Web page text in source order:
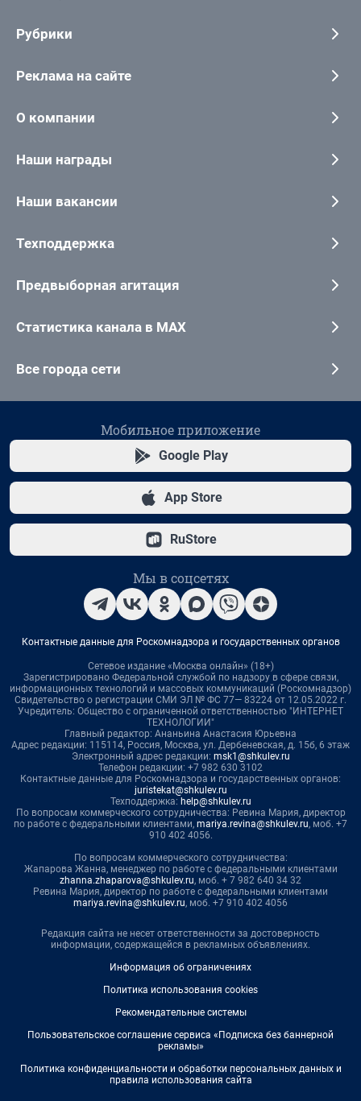
Рубрики
Реклама на сайте
О компании
Наши награды
Наши вакансии
Техподдержка
Предвыборная агитация
Статистика канала в MAX
Все города сети
Мобильное приложение
Google Play
App Store
RuStore
Мы в соцсетях
Контактные данные для Роскомнадзора и государственных органов
Сетевое издание «Москва онлайн» (18+)
Зарегистрировано Федеральной службой по надзору в сфере связи,
информационных технологий и массовых коммуникаций (Роскомнадзор)
Свидетельство о регистрации СМИ ЭЛ № ФС 77— 83224 от 12.05.2022 г.
Учредитель: Общество с ограниченной ответственностью "ИНТЕРНЕТ
ТЕХНОЛОГИИ"
Главный редактор: Ананьина Анастасия Юрьевна
Адрес редакции: 115114, Россия, Москва, ул. Дербеневская, д. 15б, 6 этаж
Электронный адрес редакции: msk1@shkulev.ru
Телефон редакции: +7 982 630 3102
Контактные данные для Роскомнадзора и государственных органов:
juristekat@shkulev.ru
Техподдержка: help@shkulev.ru
По вопросам коммерческого сотрудничества: Ревина Мария, директор
по работе с федеральными клиентами, mariya.revina@shkulev.ru, моб. +7
910 402 4056.
По вопросам коммерческого сотрудничества:
Жапарова Жанна, менеджер по работе с федеральными клиентами
zhanna.zhaparova@shkulev.ru, моб. + 7 982 640 34 32
Ревина Мария, директор по работе с федеральными клиентами
mariya.revina@shkulev.ru, моб. +7 910 402 4056
Редакция сайта не несет ответственности за достоверность
информации, содержащейся в рекламных объявлениях.
Информация об ограничениях
Политика использования cookies
Рекомендательные системы
Пользовательское соглашение сервиса «Подписка без баннерной
рекламы»
Политика конфиденциальности и обработки персональных данных и
правила использования сайта